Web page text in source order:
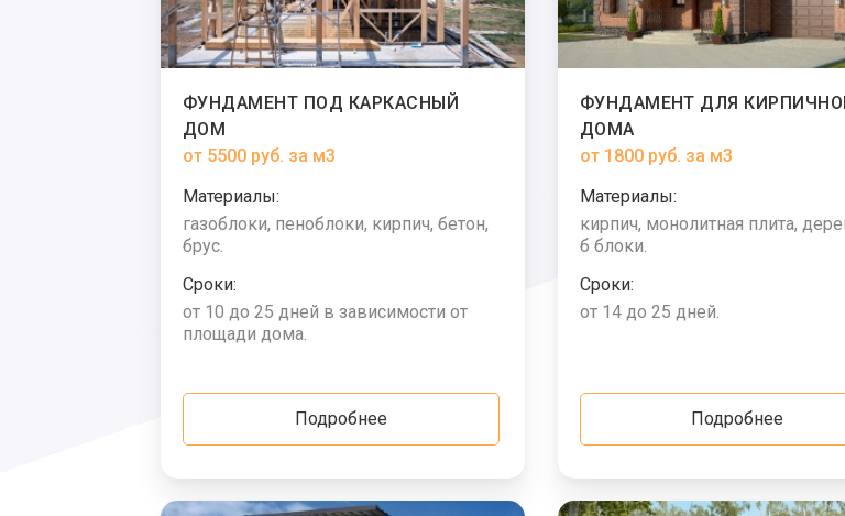
ФУНДАМЕНТ ПОД КАРКАСНЫЙ
ДОМ
от 5500 руб. за м3
Материалы:
газоблоки, пеноблоки, кирпич, бетон,
брус.
Сроки:
от 10 до 25 дней в зависимости от
площади дома.
Подробнее
ФУНДАМЕНТ ДЛЯ
ДОМА
от 1800 руб. за м3
Материалы:
кирпич, монолитная плита,
б блоки.
Сроки:
от 14 до 25 дней.
Подробнее